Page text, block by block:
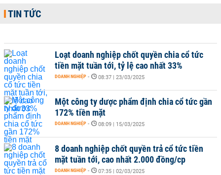
TIN TỨC
Loạt doanh nghiệp chốt quyền chia cổ tức
tiền mặt tuần tới, tỷ lệ cao nhất 33%
DOANH NGHIỆP - 08:37 | 23/03/2025
Một công ty dược phẩm định chia cổ tức gần
172% tiền mặt
DOANH NGHIỆP - 08:09 | 15/03/2025
8 doanh nghiệp chốt quyền trả cổ tức tiền
mặt tuần tới, cao nhất 2.000 đồng/cp
DOANH NGHIỆP - 07:35 | 02/03/2025